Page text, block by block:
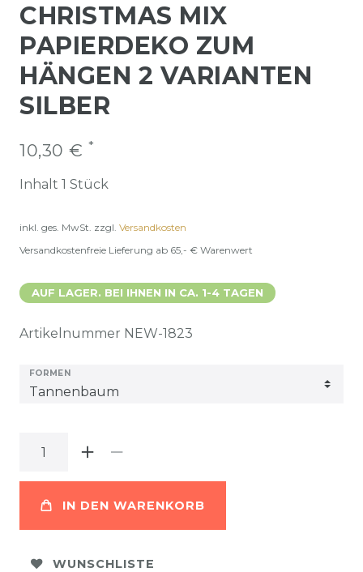
CHRISTMAS MIX
PAPIERDEKO ZUM
HÄNGEN 2 VARIANTEN
SILBER
10,30 € *
Inhalt 1 Stück
inkl. ges. MwSt. zzgl. Versandkosten
Versandkostenfreie Lieferung ab 65,- € Warenwert
AUF LAGER. BEI IHNEN IN CA. 1-4 TAGEN
Artikelnummer NEW-1823
FORMEN
IN DEN WARENKORB
WUNSCHLISTE